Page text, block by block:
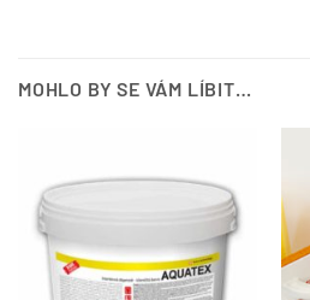
MOHLO BY SE VÁM LÍBIT…